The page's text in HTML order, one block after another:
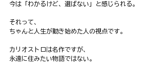
今は「わかるけど、選ばない」と感じられる。
それって、
ちゃんと人生が動き始めた人の視点です。
カリオストロは名作ですが、
永遠に住みたい物語ではない。